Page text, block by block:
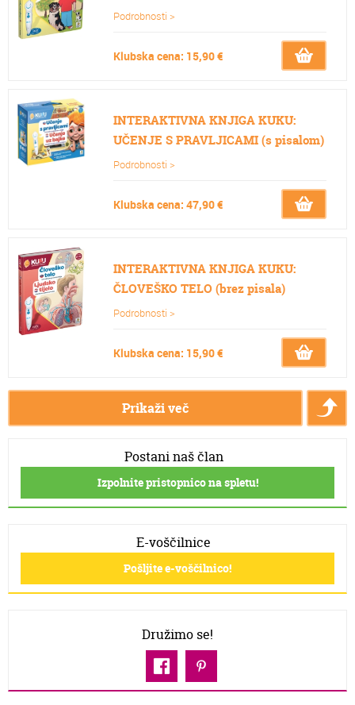
Podrobnosti >
Klubska cena: 15,90 €
INTERAKTIVNA KNJIGA KUKU:
UČENJE S PRAVLJICAMI (s pisalom)
Podrobnosti >
Klubska cena: 47,90 €
INTERAKTIVNA KNJIGA KUKU:
ČLOVEŠKO TELO (brez pisala)
Podrobnosti >
Klubska cena: 15,90 €
Prikaži več
Postani naš član
Izpolnite pristopnico na spletu!
E-voščilnice
Pošljite e-voščilnico!
Družimo se!